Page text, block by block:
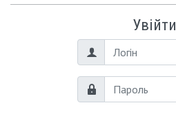
Увійти
Логін
Пароль